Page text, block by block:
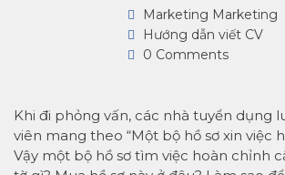
Marketing Marketing
Hướng dẫn viết CV
0 Comments
Khi đi phỏng vấn, các nhà tuyển dụng
viên mang theo “Một bộ hồ sơ xin việc
Vậy một bộ hồ sơ tìm việc hoàn chỉnh